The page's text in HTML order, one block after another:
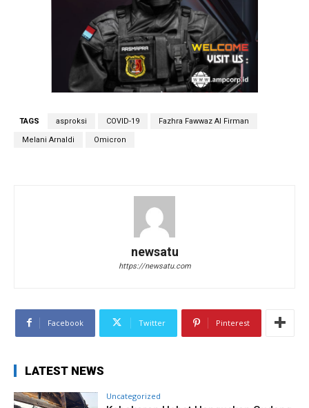
TAGS asproksi COVID-19 Fazhra Fawwaz Al Firman
Melani Arnaldi Omicron
newsatu
https://newsatu.com
Facebook Twitter Pinterest
LATEST NEWS
Uncategorized